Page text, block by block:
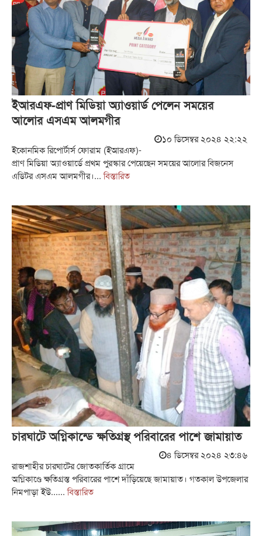
ইআরএফ-প্রাণ মিডিয়া অ্যাওয়ার্ড পেলেন সময়ের
আলোর এসএম আলমগীর
১০ ডিসেম্বর ২০২৪ ২২:২২
ইকোনমিক রিপোর্টার্স ফোরাম (ইআরএফ)-
প্রাণ মিডিয়া অ্যাওয়ার্ডে প্রথম পুরস্কার পেয়েছেন সময়ের আলোর বিজনেস
এডিটর এসএম আলমগীর।...বিস্তারিত
চারঘাটে অগ্নিকান্ডে ক্ষতিগ্রস্থ পরিবারের পাশে জামায়াত
৪ ডিসেম্বর ২০২৪ ২৩:৪৬
রাজশাহীর চারঘাটের জোতকার্তিক গ্রামে
অগ্নিকাণ্ডে ক্ষতিগ্রস্ত পরিবারের পাশে দাঁড়িয়েছে জামায়াত। গতকাল উপজেলার
নিমপাড়া ইউ......বিস্তারিত